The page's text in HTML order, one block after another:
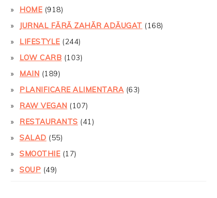
HOME(918)
JURNAL FĂRĂ ZAHĂR ADĂUGAT (168)
LIFESTYLE(244)
LOW CARB (103)
MAIN (189)
PLANIFICARE ALIMENTARA (63)
RAW VEGAN (107)
RESTAURANTS (41)
SALAD (55)
SMOOTHIE(17)
SOUP (49)